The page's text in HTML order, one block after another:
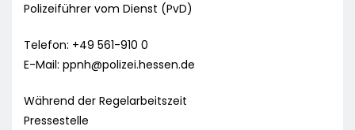
Polizeiführer vom Dienst (PvD)
Telefon: +49 561-910 0
E-Mail: ppnh@polizei.hessen.de
Während der Regelarbeitszeit
Pressestelle